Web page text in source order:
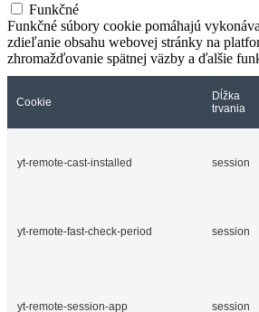
Funkčné
Funkčné súbory cookie pomáhajú
zdieľanie obsahu webovej stránky na
zhromažďovanie spätnej väzby a ďalšie
Cookie
Dĺžka
trvania
yt-remote-cast-installed session
yt-remote-fast-check-period session
yt-remote-session-app session